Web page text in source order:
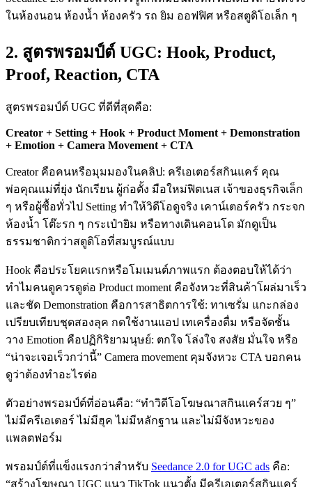
ในห้องนอน ห้องน้ำ ห้องครัว รถ ยิม ออฟฟิศ หรือสตูดิโอเล็ก ๆ
2. สูตรพรอมป์ต์ UGC: Hook, Product,
Proof, Reaction, CTA
สูตรพรอมป์ต์ UGC ที่ดีที่สุดคือ:
Creator + Setting + Hook + Product Moment + Demonstration
+ Emotion + Camera Movement + CTA
Creator คือคนหรือมุมมองในคลิป: ครีเอเตอร์สกินแคร์ คุณ
พ่อคุณแม่ที่ยุ่ง นักเรียน ผู้ก่อตั้ง มือใหม่ฟิตเนส เจ้าของธุรกิจเล็ก
ๆ หรือผู้ซื้อทั่วไป Setting ทำให้วิดีโอดูจริง เคาน์เตอร์ครัว กระจก
ห้องน้ำ โต๊ะรก ๆ กระเป๋ายิม หรือทางเดินคอนโด มักดูเป็น
ธรรมชาติกว่าสตูดิโอที่สมบูรณ์แบบ
Hook คือประโยคแรกหรือโมเมนต์ภาพแรก ต้องตอบให้ได้ว่า
ทำไมคนดูควรดูต่อ Product moment คือจังหวะที่สินค้าโผล่มาเร็ว
และชัด Demonstration คือการสาธิตการใช้: ทาเซรั่ม แกะกล่อง
เปรียบเทียบชุดสองลุค กดใช้งานแอป เทเครื่องดื่ม หรือจัดชั้น
วาง Emotion คือปฏิกิริยามนุษย์: ตกใจ โล่งใจ สงสัย มั่นใจ หรือ
“น่าจะเจอเร็วกว่านี้” Camera movement คุมจังหวะ CTA บอกคน
ดูว่าต้องทำอะไรต่อ
ตัวอย่างพรอมป์ต์ที่อ่อนคือ: “ทำวิดีโอโฆษณาสกินแคร์สวย ๆ”
ไม่มีครีเอเตอร์ ไม่มีฮุค ไม่มีหลักฐาน และไม่มีจังหวะของ
แพลตฟอร์ม
พรอมป์ต์ที่แข็งแรงกว่าสำหรับ Seedance 2.0 for UGC ads คือ:
“สร้างโฆษณา UGC แนว TikTok แนวตั้ง มีครีเอเตอร์สกินแคร์